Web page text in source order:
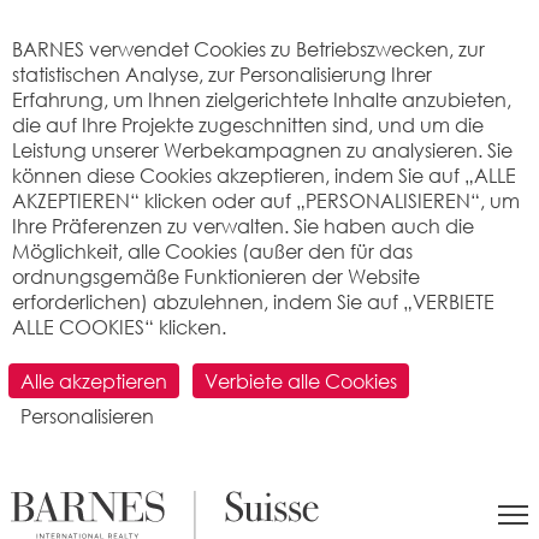
SUCHEN
>Immobilienpreis pro m2
Was ist der Preis pro Quadratmeter für
eine Wohnung oder ein Haus in Le
BARNES verwendet Cookies zu Betriebszwecken, zur
statistischen Analyse, zur Personalisierung Ihrer
Erfahrung, um Ihnen zielgerichtete Inhalte anzubieten,
die auf Ihre Projekte zugeschnitten sind, und um die
Leistung unserer Werbekampagnen zu analysieren. Sie
können diese Cookies akzeptieren, indem Sie auf „ALLE
AKZEPTIEREN“ klicken oder auf „PERSONALISIEREN“, um
Ihre Präferenzen zu verwalten. Sie haben auch die
Möglichkeit, alle Cookies (außer den für das
ordnungsgemäße Funktionieren der Website
erforderlichen) abzulehnen, indem Sie auf „VERBIETE
ALLE COOKIES“ klicken.
Alle akzeptieren
Verbiete alle Cookies
Personalisieren